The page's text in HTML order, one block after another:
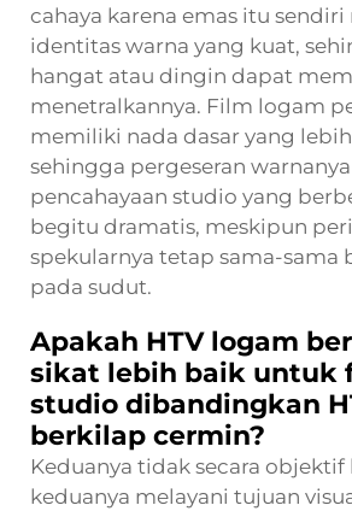
cahaya karena emas itu
identitas warna yang kuat,
hangat atau dingin dapat
menetralkannya. Film logam
memiliki nada dasar yang
sehingga pergeseran
pencahayaan studio yang
begitu dramatis, meskipun
spekularnya tetap sama-sama
pada sudut.
Apakah HTV logam
sikat lebih baik untuk
studio dibandingkan
berkilap cermin?
Keduanya tidak secara
keduanya melayani tujuan